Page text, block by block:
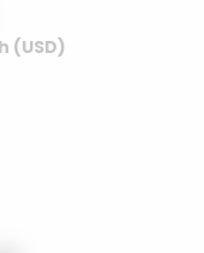
(USD)